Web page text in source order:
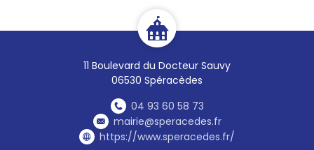
11 Boulevard du Docteur Sauvy
06530 Spéracèdes
04 93 60 58 73
mairie@speracedes.fr
https://www.speracedes.fr/
pour vos animaux de
compagnie qui sont aussi
Soyez prudents, votre santé
est la première de nos
priorités.